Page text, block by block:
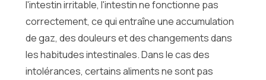
l'intestin irritable, l'intestin ne fonctionne pas
correctement, ce qui entraîne une accumulation
de gaz, des douleurs et des changements dans
les habitudes intestinales. Dans le cas des
intolérances, certains aliments ne sont pas